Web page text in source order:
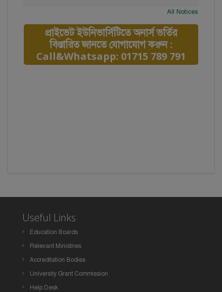
All Notices
প্রাইভেট ইউনিভার্সিটিতে অনার্স ভর্তির
বিস্তারিত জানতে যোগাযোগ করুন :
Call&Whatsapp: 01715 789 791
Useful Links
Education Boards
Relevant Ministries
Accreditation Bodies
University Grant Commission
Help Desk